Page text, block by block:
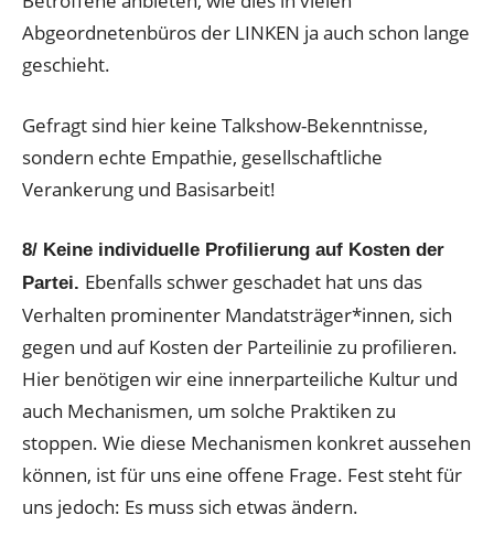
Abgeordnetenbüros der LINKEN ja auch schon lange
geschieht.
Gefragt sind hier keine Talkshow-Bekenntnisse,
sondern echte Empathie, gesellschaftliche
Verankerung und Basisarbeit!
8/ Keine individuelle Profilierung auf Kosten der
Partei. Ebenfalls schwer geschadet hat uns das
Verhalten prominenter Mandatsträger*innen, sich
gegen und auf Kosten der Parteilinie zu profilieren.
Hier benötigen wir eine innerparteiliche Kultur und
auch Mechanismen, um solche Praktiken zu
stoppen. Wie diese Mechanismen konkret aussehen
können, ist für uns eine offene Frage. Fest steht für
uns jedoch: Es muss sich etwas ändern.